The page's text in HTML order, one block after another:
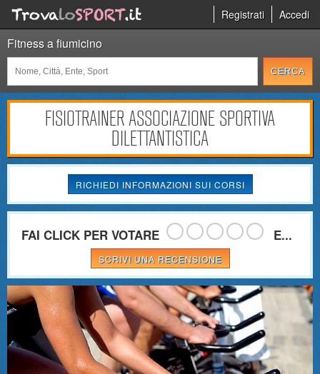
Registrati Accedi
Fitness a fiumicino
FISIOTRAINER ASSOCIAZIONE SPORTIVA
DILETTANTISTICA
RICHIEDI INFORMAZIONI SUI CORSI
FAI CLICK PER VOTARE E...
SCRIVI UNA RECENSIONE